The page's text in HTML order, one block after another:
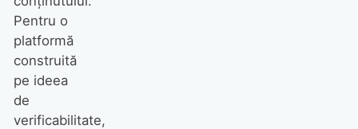
Pentru o
platformă
construită
pe ideea
de
verificabilitate,